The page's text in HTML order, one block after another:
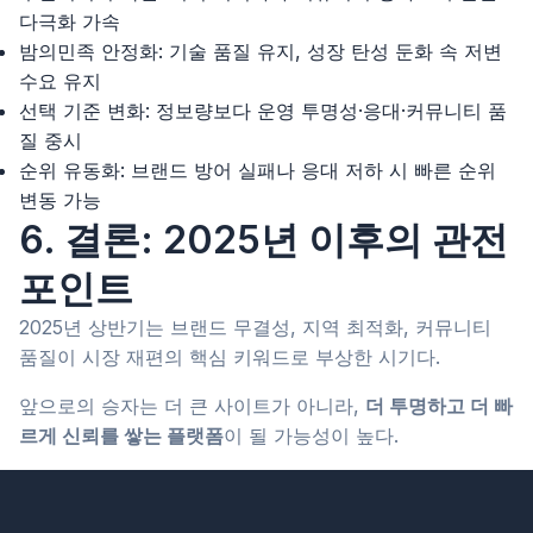
다극화 가속
밤의민족 안정화: 기술 품질 유지, 성장 탄성 둔화 속 저변
수요 유지
선택 기준 변화: 정보량보다 운영 투명성·응대·커뮤니티 품
질 중시
순위 유동화: 브랜드 방어 실패나 응대 저하 시 빠른 순위
변동 가능
6. 결론: 2025년 이후의 관전
포인트
2025년 상반기는 브랜드 무결성, 지역 최적화, 커뮤니티
품질이 시장 재편의 핵심 키워드로 부상한 시기다.
앞으로의 승자는 더 큰 사이트가 아니라, 더 투명하고 더 빠
르게 신뢰를 쌓는 플랫폼이 될 가능성이 높다.